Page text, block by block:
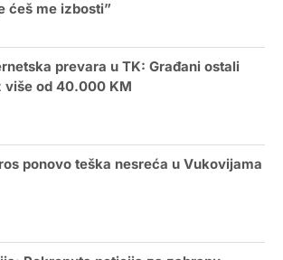
ćeš me izbosti”
prevara u TK: Građani ostali
više od 40.000 KM
ponovo teška nesreća u Vukovijama